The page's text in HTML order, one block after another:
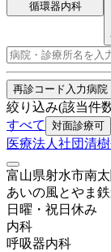
循環器内科
再診コード入力病院
絞り込み(該当件
すべて
対面診療可
医療法人社団清
富山県射水市南
あいの風とやま
日曜・祝日 休み
内科
呼吸器内科